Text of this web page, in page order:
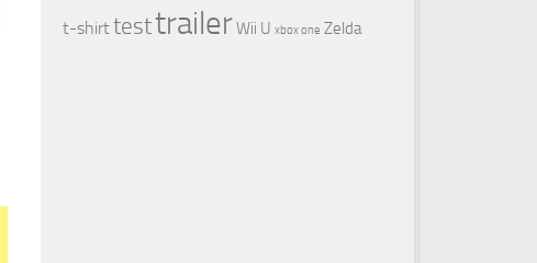
t-shirttesttrailerWii U xbox one Zelda